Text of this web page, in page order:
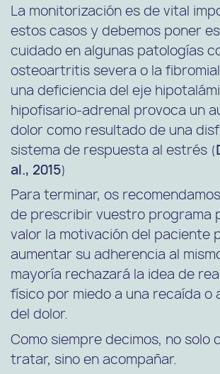
La monitorización es de vital
estos casos y debemos poner
cuidado en algunas patologías
osteoartritis severa o la
una deficiencia del eje
hipofisario-adrenal provoca un
dolor como resultado de una
sistema de respuesta al estrés (
al., 2015)
Para terminar, os
de prescribir vuestro programa
valor la motivación del paciente
aumentar su adherencia al
mayoría rechazará la idea de
físico por miedo a una recaída o
del dolor.
Como siempre decimos, no solo
tratar, sino en acompañar.